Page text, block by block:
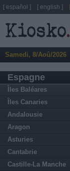
Samedi, 8/Aoû/2026
Espagne
Îles Baléares
Îles Canaries
Andalousie
Aragon
Asturies
Cantabrie
Castille-La Manche
[ español ] [ english ]